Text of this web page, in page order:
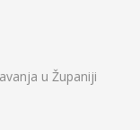
u Županiji